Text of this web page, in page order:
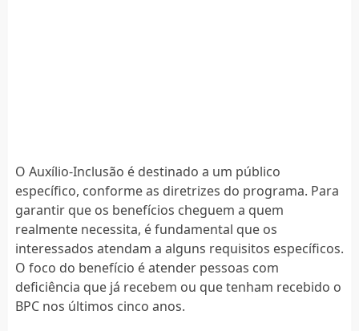
O Auxílio-Inclusão é destinado a um público
específico, conforme as diretrizes do programa. Para
garantir que os benefícios cheguem a quem
realmente necessita, é fundamental que os
interessados atendam a alguns requisitos específicos.
O foco do benefício é atender pessoas com
deficiência que já recebem ou que tenham recebido o
BPC nos últimos cinco anos.